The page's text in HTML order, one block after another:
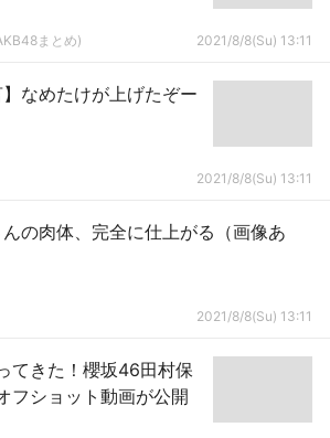
まとめ) 2021/8/8(Su) 13:11
】なめたけが上げたぞー
2021/8/8(Su) 13:11
んの肉体、完全に仕上がる（画像あ
2021/8/8(Su) 13:11
てきた！櫻坂46田村保
フショット動画が公開